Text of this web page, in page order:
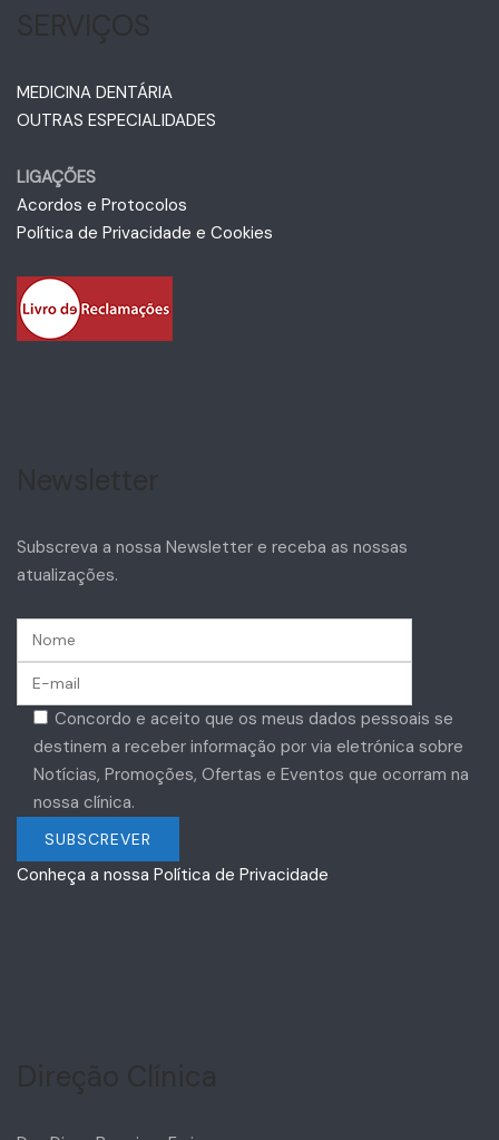
MEDICINA DENTÁRIA
OUTRAS ESPECIALIDADES
LIGAÇÕES
Acordos e Protocolos
Política de Privacidade e Cookies
Subscreva a nossa Newsletter e receba as nossas
atualizações.
Concordo e aceito que os meus dados pessoais se
destinem a receber informação por via eletrónica sobre
Notícias, Promoções, Ofertas e Eventos que ocorram na
nossa clínica.
Conheça a nossa Política de Privacidade